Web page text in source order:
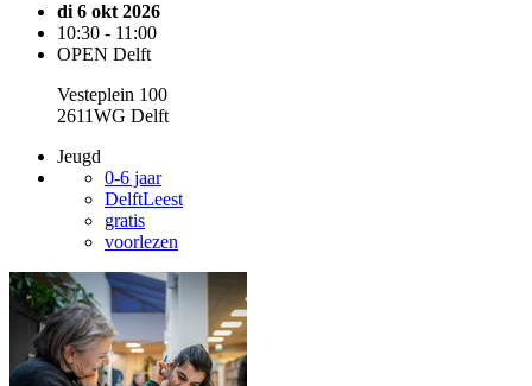
di 6 okt 2026
10:30 - 11:00
OPEN Delft
Vesteplein 100
2611WG Delft
Jeugd
0-6 jaar
DelftLeest
gratis
voorlezen